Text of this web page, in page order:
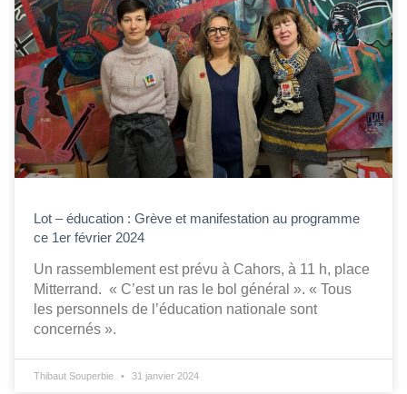
Lot – éducation : Grève et manifestation au programme
ce 1er février 2024
Un rassemblement est prévu à Cahors, à 11 h, place
Mitterrand. « C’est un ras le bol général ». « Tous
les personnels de l’éducation nationale sont
concernés ».
Thibaut Souperbie 31 janvier 2024